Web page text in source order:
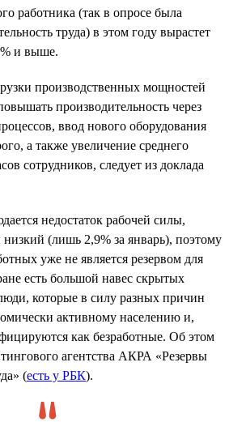
работника (так в опросе была
труда) в этом году вырастет
и выше.
производственных мощностей
производительность через
ввод нового оборудования
а также увеличение среднего
сотрудников, следует из доклада
недостаток рабочей силы,
низкий (лишь 2,9% за январь), поэтому
уже не является резервом для
есть большой навес скрытых
которые в силу разных причин
активному населению и,
как безработные. Об этом
агентства АКРА «Резервы
(есть у РБК).